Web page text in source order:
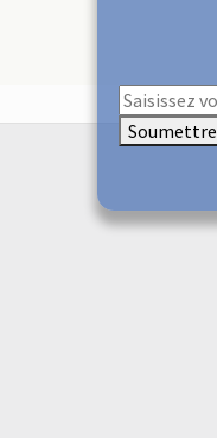
Soumettre